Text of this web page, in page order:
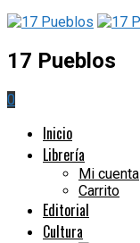
17 Pueblos
0
Inicio
Librería
Mi cuenta
Carrito
Editorial
Cultura